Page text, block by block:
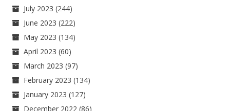
July 2023 (244)
June 2023 (222)
May 2023 (134)
April 2023 (60)
March 2023 (97)
February 2023 (134)
January 2023 (127)
December 2022 (86)